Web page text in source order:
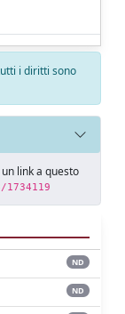
i diritti sono
link a questo
ND
ND